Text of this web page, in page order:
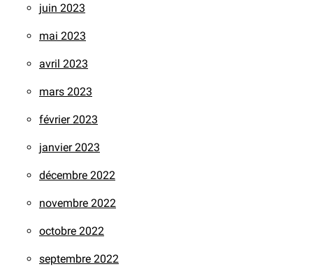
juin 2023
mai 2023
avril 2023
mars 2023
février 2023
janvier 2023
décembre 2022
novembre 2022
octobre 2022
septembre 2022